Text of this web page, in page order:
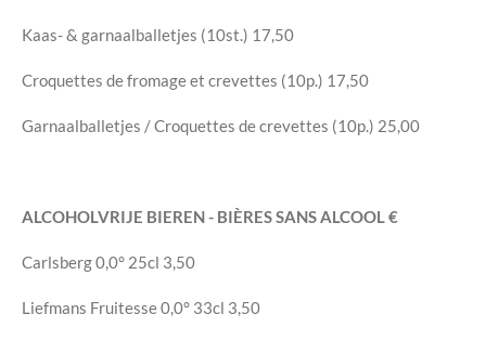
Kaas- & garnaalballetjes (10st.) 17,50
Croquettes de fromage et crevettes (10p.) 17,50
Garnaalballetjes / Croquettes de crevettes (10p.) 25,00
ALCOHOLVRIJE BIEREN - BIÈRES SANS ALCOOL €
Carlsberg0,0° 25cl 3,50
Liefmans Fruitesse0,0° 33cl 3,50